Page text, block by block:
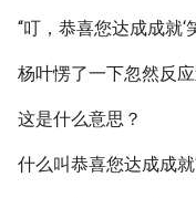
“叮，恭喜您达成成就‘
杨叶愣了一下忽然反应
这是什么意思？
什么叫恭喜您达成成就